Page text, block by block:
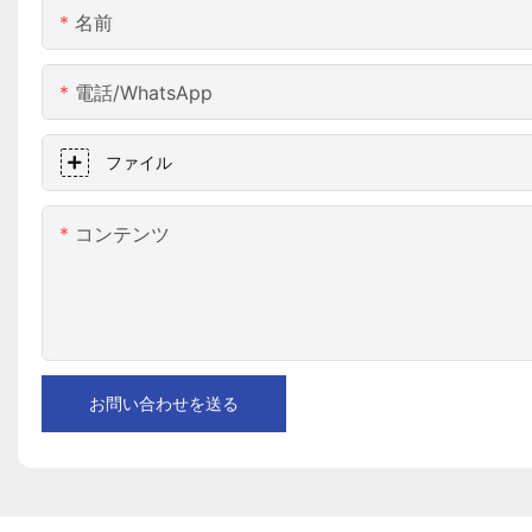
名前
電話/WhatsApp
ファイル
コンテンツ
お問い合わせを送る